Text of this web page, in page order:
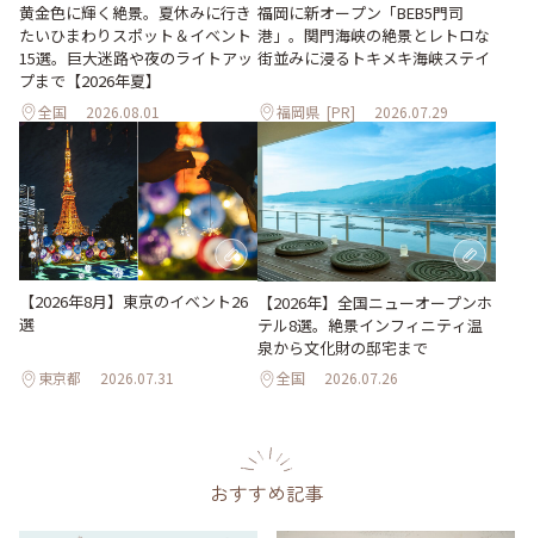
黄金色に輝く絶景。夏休みに行き
たいひまわりスポット＆イベント
15選。巨大迷路や夜のライトアッ
プまで【2026年夏】
全国 2026.08.01
福岡に新オープン「BEB5門司
港」。関門海峡の絶景とレトロな
街並みに浸るトキメキ海峡ステイ
福岡県 [PR] 2026.07.29
【2026年8月】東京のイベント26
選
東京都 2026.07.31
【2026年】全国ニューオープンホ
テル8選。絶景インフィニティ温
泉から文化財の邸宅まで
全国 2026.07.26
おすすめ記事